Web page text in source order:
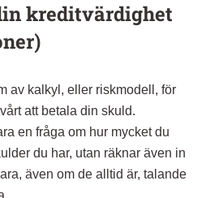
kreditvärdighet
av kalkyl, eller riskmodell, för
att betala din skuld.
en fråga om hur mycket du
du har, utan räknar även in
även om de alltid är, talande